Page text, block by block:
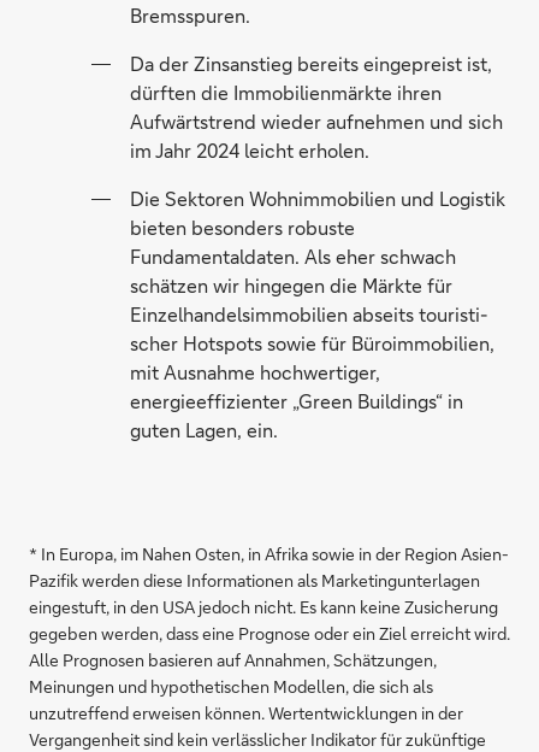
Bremsspuren.
Da der Zinsanstieg bereits eingepreist ist,
dürften die Immobilienmärkte ihren
Aufwärtstrend wieder aufnehmen und sich
im Jahr 2024 leicht erholen.
Die Sektoren Wohnimmobilien und Logistik
bieten besonders robuste
Fundamentaldaten. Als eher schwach
schätzen wir hingegen die Märkte für
Einzelhandelsimmobilien abseits touristi-
scher Hotspots sowie für Büroimmobilien,
mit Ausnahme hochwertiger,
energieeffizienter „Green Buildings“ in
guten Lagen, ein.
* In Europa, im Nahen Osten, in Afrika sowie in der Region Asien-
Pazifik werden diese Informationen als Marketingunterlagen
eingestuft, in den USA jedoch nicht. Es kann keine Zusicherung
gegeben werden, dass eine Prognose oder ein Ziel erreicht wird.
Alle Prognosen basieren auf Annahmen, Schätzungen,
Meinungen und hypothetischen Modellen, die sich als
unzutreffend erweisen können. Wertentwicklungen in der
Vergangenheit sind kein verlässlicher Indikator für zukünftige